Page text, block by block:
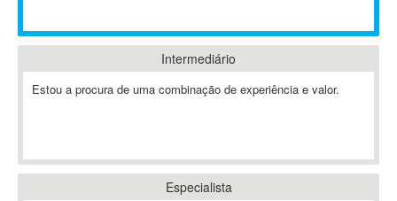
ABAP
Abaqus
ABBYY FineReader
Ableton
Intermediário
Estou a procura de uma combinação de experiência e valor.
Especialista